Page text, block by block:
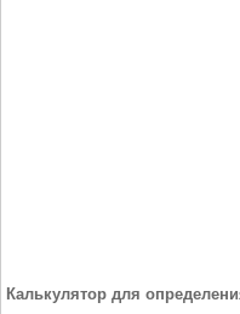
Калькулятор для